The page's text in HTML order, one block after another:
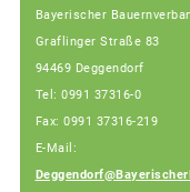
Bayerischer
Graflinger Straße 83
94469 Deggendorf
Tel: 0991 37316-0
Fax: 0991 37316-219
E-Mail: